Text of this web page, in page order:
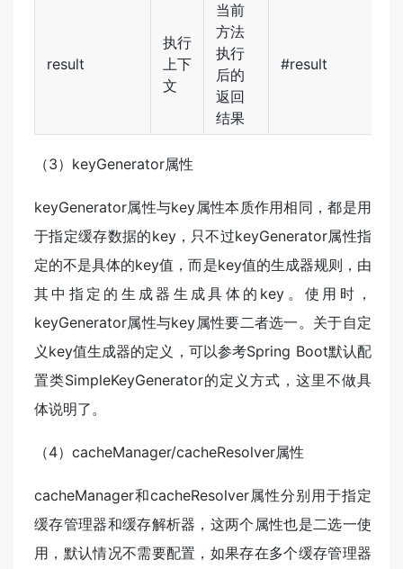
result
执行
上下
文
当前
方法
执行
后的
返回
结果
#result
（3）keyGenerator属性
keyGenerator属性与key属性本质作用相同，都是用
于指定缓存数据的key，只不过keyGenerator属性指
定的不是具体的key值，而是key值的生成器规则，由
其中指定的生成器生成具体的key。使用时，
keyGenerator属性与key属性要二者选一。关于自定
义key值生成器的定义，可以参考Spring Boot默认配
置类SimpleKeyGenerator的定义方式，这里不做具
体说明了。
（4）cacheManager/cacheResolver属性
cacheManager和cacheResolver属性分别用于指定
缓存管理器和缓存解析器，这两个属性也是二选一使
用，默认情况不需要配置，如果存在多个缓存管理器